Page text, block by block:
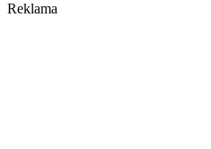
Reklama